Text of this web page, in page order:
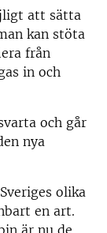
att sätta
kan stöta
från
in och
och går
nya
olika
en art.
är nu de